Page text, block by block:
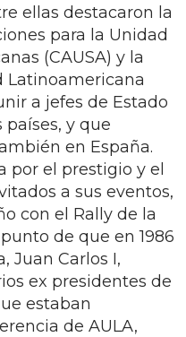
ellas destacaron la
para la Unidad
(CAUSA) y la
Latinoamericana
a jefes de Estado
países, y que
en España.
por el prestigio y el
a sus eventos,
con el Rally de la
de que en 1986
Juan Carlos I,
ex presidentes de
estaban
de AULA,